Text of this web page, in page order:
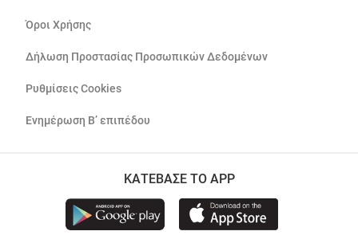
Όροι Χρήσης
Δήλωση Προστασίας Προσωπικών Δεδομένων
Ρυθμίσεις Cookies
Ενημέρωση Β’ επιπέδου
ΚΑΤΕΒΑΣΕ ΤΟ APP